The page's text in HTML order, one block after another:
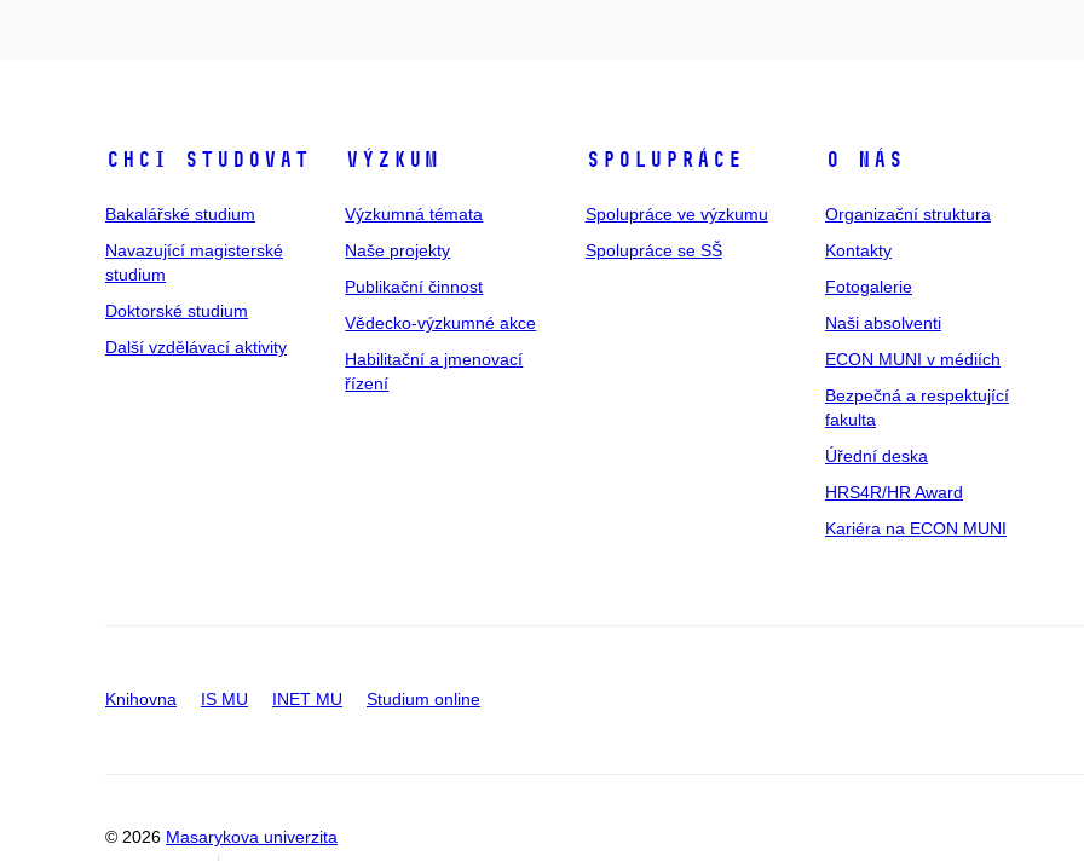
Chci studovat
Bakalářské studium
Navazující magisterské
studium
Doktorské studium
Další vzdělávací aktivity
Výzkum
Výzkumná témata
Naše projekty
Publikační činnost
Vědecko-výzkumné akce
Habilitační a jmenovací
řízení
Spolupráce
Spolupráce ve výzkumu
Spolupráce se SŠ
O nás
Organizační struktura
Kontakty
Fotogalerie
Naši absolventi
ECON MUNI v médiích
Bezpečná a respektující
fakulta
Úřední deska
HRS4R/HR Award
Kariéra na ECON MUNI
Knihovna IS MU INET MU Studium online
© 2026 Masarykova univerzita